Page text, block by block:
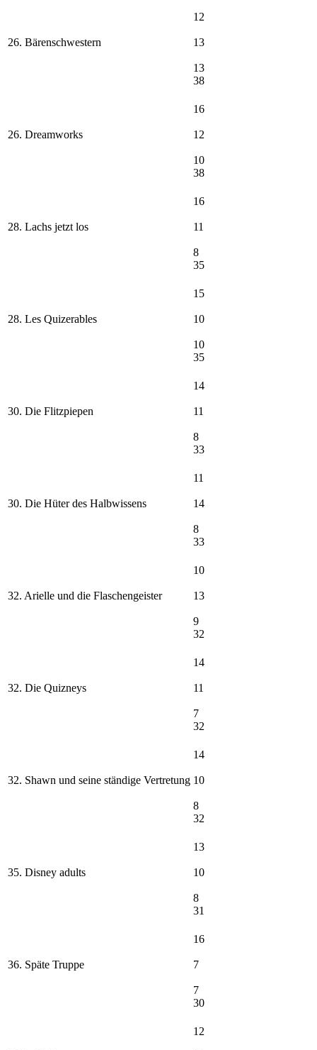
26. Bärenschwestern
12
13
13
38
26. Dreamworks
16
12
10
38
28. Lachs jetzt los
16
11
8
35
28. Les Quizerables
15
10
10
35
30. Die Flitzpiepen
14
11
8
33
30. Die Hüter des Halbwissens
11
14
8
33
32. Arielle und die Flaschengeister
10
13
9
32
32. Die Quizneys
14
11
7
32
32. Shawn und seine ständige Vertretung
14
10
8
32
35. Disney adults
13
10
8
31
36. Späte Truppe
16
7
7
30
12